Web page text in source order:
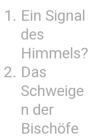
Ein Signal
des
Himmels?
Das
Schweige
n der
Bischöfe